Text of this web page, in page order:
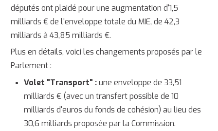
députés ont plaidé pour une augmentation d'1,5
milliards € de l'enveloppe totale du MIE, de 42,3
milliards à 43,85 milliards €.
Plus en détails, voici les changements proposés par le
Parlement :
Volet "Transport" :une enveloppe de 33,51
milliards € (avec un transfert possible de 10
milliards d'euros du fonds de cohésion) au lieu des
30,6 milliards proposée par la Commission.